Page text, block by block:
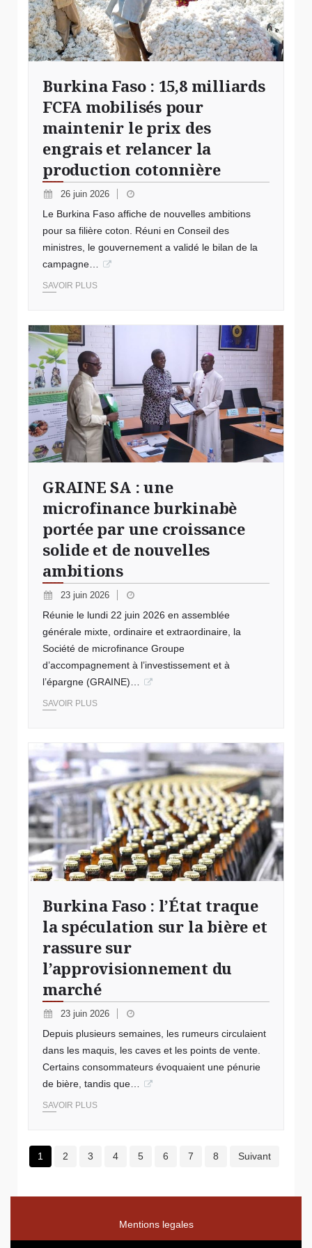
Burkina Faso : 15,8 milliards
FCFA mobilisés pour
maintenir le prix des
engrais et relancer la
production cotonnière
26 juin 2026
Le Burkina Faso affiche de nouvelles ambitions
pour sa filière coton. Réuni en Conseil des
ministres, le gouvernement a validé le bilan de la
campagne…
SAVOIR PLUS
GRAINE SA : une
microfinance burkinabè
portée par une croissance
solide et de nouvelles
ambitions
23 juin 2026
Réunie le lundi 22 juin 2026 en assemblée
générale mixte, ordinaire et extraordinaire, la
Société de microfinance Groupe
d’accompagnement à l’investissement et à
l’épargne (GRAINE)…
SAVOIR PLUS
Burkina Faso : l’État traque
la spéculation sur la bière et
rassure sur
l’approvisionnement du
marché
23 juin 2026
Depuis plusieurs semaines, les rumeurs circulaient
dans les maquis, les caves et les points de vente.
Certains consommateurs évoquaient une pénurie
de bière, tandis que…
SAVOIR PLUS
1 2 3 4 5 6 7 8 Suivant
Mentions legales